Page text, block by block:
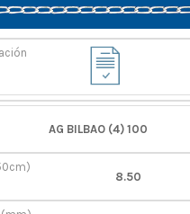
AG BILBAO (4) 100
8.50